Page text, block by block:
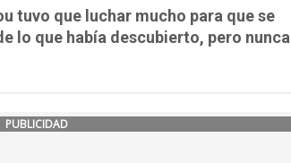
tuvo que luchar mucho para que se
lo que había descubierto, pero nunca
PUBLICIDAD